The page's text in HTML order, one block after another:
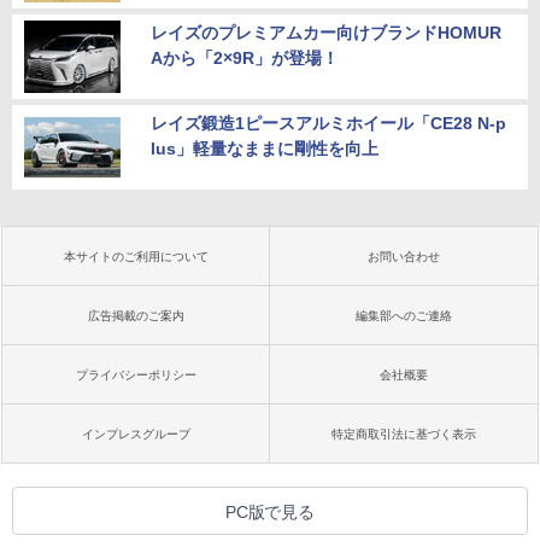
レイズのプレミアムカー向けブランドHOMUR
Aから「2×9R」が登場！
レイズ鍛造1ピースアルミホイール「CE28 N-p
lus」軽量なままに剛性を向上
本サイトのご利用について お問い合わせ
広告掲載のご案内 編集部へのご連絡
プライバシーポリシー 会社概要
インプレスグループ 特定商取引法に基づく表示
PC版で見る